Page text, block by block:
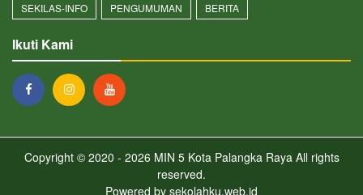
SEKILAS-INFO PENGUMUMAN BERITA
Ikuti Kami
Copyright © 2020 - 2026 MIN 5 Kota Palangka RayaAll rights
reserved.
Powered by sekolahku.web.id